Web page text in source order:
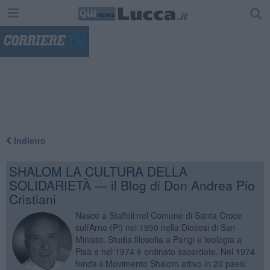
Indietro
SHALOM LA CULTURA DELLA
SOLIDARIETÀ — il Blog di Don Andrea Pio
Cristiani
Nasce a Staffoli nel Comune di Santa Croce
sull’Arno (Pi) nel 1950 nella Diocesi di San
Miniato. Studia filosofia a Parigi e teologia a
Pisa e nel 1974 è ordinato sacerdote. Nel 1974
fonda il Movimento Shalom attivo in 20 paesi